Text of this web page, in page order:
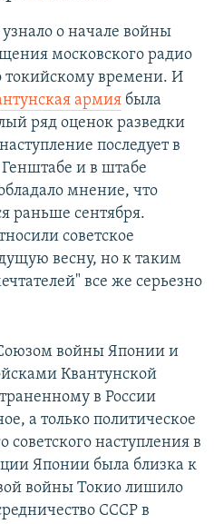
о начале войны
московского радио
токийскому времени. И
армия была
ряд оценок разведки
последует в
и в штабе
мнение, что
раньше сентября.
советское
весну, но к таким
все же серьезно
войны Японии и
Квантунской
в России
а только политическое
советского наступления в
Японии была близка к
войны Токио лишило
СССР в